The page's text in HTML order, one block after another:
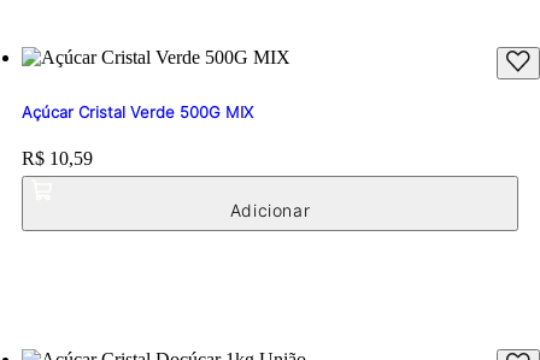
Açúcar Cristal Verde 500G MIX
Price:
R$ 10,59